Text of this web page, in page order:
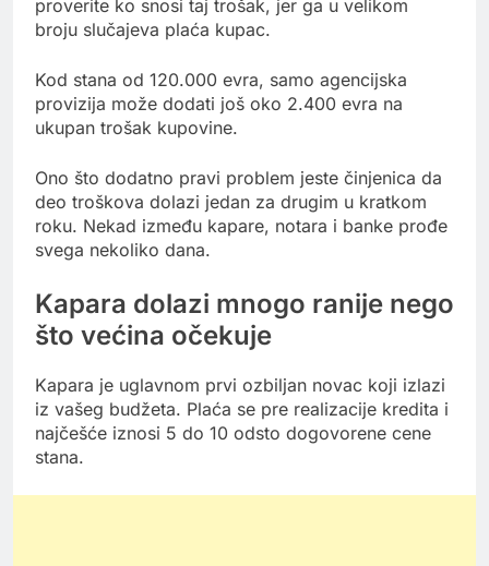
proverite ko snosi taj trošak, jer ga u velikom
broju slučajeva plaća kupac.
Kod stana od 120.000 evra, samo agencijska
provizija može dodati još oko 2.400 evra na
ukupan trošak kupovine.
Ono što dodatno pravi problem jeste činjenica da
deo troškova dolazi jedan za drugim u kratkom
roku. Nekad između kapare, notara i banke prođe
svega nekoliko dana.
Kapara dolazi mnogo ranije nego
što većina očekuje
Kapara je uglavnom prvi ozbiljan novac koji izlazi
iz vašeg budžeta. Plaća se pre realizacije kredita i
najčešće iznosi 5 do 10 odsto dogovorene cene
stana.